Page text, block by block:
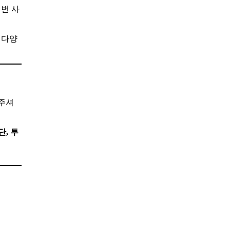
사
양
셔
, 투